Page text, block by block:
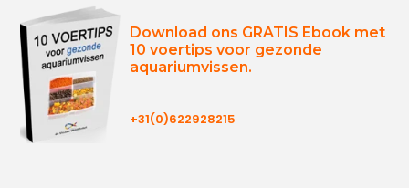
Download ons GRATIS Ebook met
10 voertips voor gezonde
aquariumvissen.
+31(0)622928215